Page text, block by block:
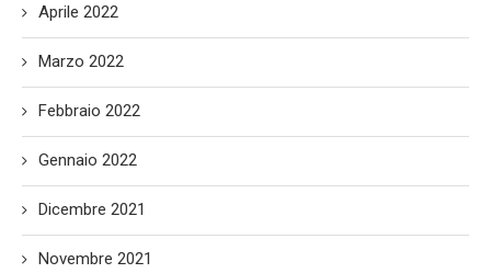
Aprile 2022
Marzo 2022
Febbraio 2022
Gennaio 2022
Dicembre 2021
Novembre 2021